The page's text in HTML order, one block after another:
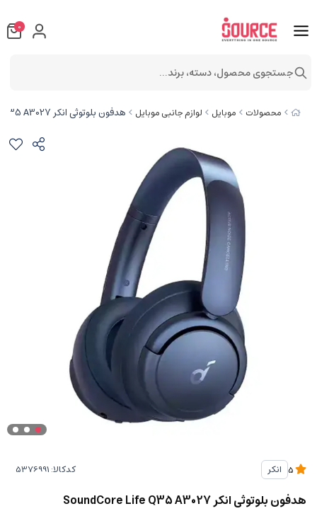
محصولات موبایل لوازم جانبی موبایل هدفون بلوتوثی انکر SoundCore Life Q35 A3027
انکر کدکالا:
هدفون بلوتوثی انکر SoundCore Life Q35 A3027
0
جستجوی محصول، دسته، برند...